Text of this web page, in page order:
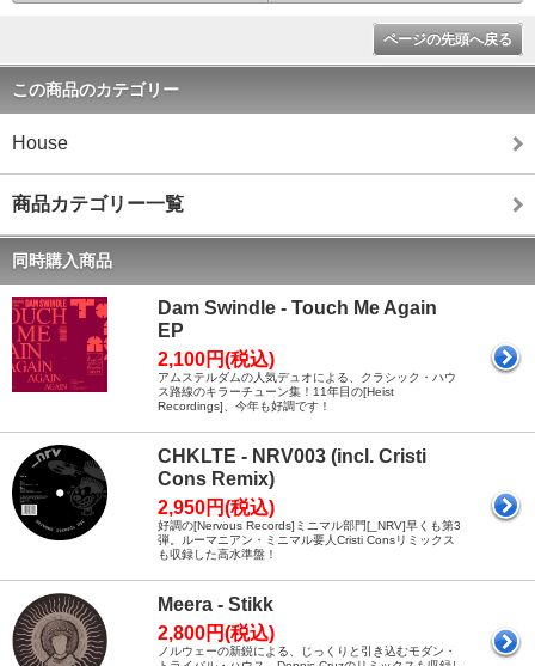
ページの先頭へ戻る
この商品のカテゴリー
House
商品カテゴリー一覧
同時購入商品
Dam Swindle - Touch Me Again
EP
2,100円(税込)
アムステルダムの人気デュオによる、クラシック・ハウ
ス路線のキラーチューン集！11年目の[Heist
Recordings]、今年も好調です！
CHKLTE - NRV003 (incl. Cristi
Cons Remix)
2,950円(税込)
好調の[Nervous Records]ミニマル部門[_NRV]早くも第3
弾。ルーマニアン・ミニマル要人Cristi Consリミックス
も収録した高水準盤！
Meera - Stikk
2,800円(税込)
ノルウェーの新鋭による、じっくりと引き込むモダン・